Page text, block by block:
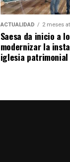
ACTUALIDAD 2 meses
Saesa da inicio a
modernizar la
iglesia patrimonial